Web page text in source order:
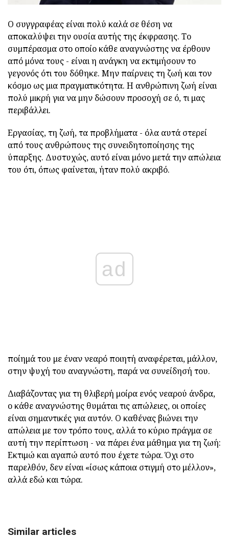
Ο συγγραφέας είναι πολύ καλά σε θέση να
αποκαλύψει την ουσία αυτής της έκφρασης. Το
συμπέρασμα στο οποίο κάθε αναγνώστης να έρθουν
από μόνα τους - είναι η ανάγκη να εκτιμήσουν το
γεγονός ότι του δόθηκε. Μην παίρνεις τη ζωή και τον
κόσμο ως μια πραγματικότητα. Η ανθρώπινη ζωή είναι
πολύ μικρή για να μην δώσουν προσοχή σε ό, τι μας
περιβάλλει.
Εργασίας, τη ζωή, τα προβλήματα - όλα αυτά στερεί
από τους ανθρώπους της συνειδητοποίησης της
ύπαρξης. Δυστυχώς, αυτό είναι μόνο μετά την απώλεια
του ότι, όπως φαίνεται, ήταν πολύ ακριβό.
ad
ποίημά του με έναν νεαρό ποιητή αναφέρεται, μάλλον,
στην ψυχή του αναγνώστη, παρά να συνείδησή του.
Διαβάζοντας για τη θλιβερή μοίρα ενός νεαρού άνδρα,
ο κάθε αναγνώστης θυμάται τις απώλειες, οι οποίες
είναι σημαντικές για αυτόν. Ο καθένας βιώνει την
απώλεια με τον τρόπο τους, αλλά το κύριο πράγμα σε
αυτή την περίπτωση - να πάρει ένα μάθημα για τη ζωή:
Εκτιμώ και αγαπώ αυτό που έχετε τώρα. Όχι στο
παρελθόν, δεν είναι «ίσως κάποια στιγμή στο μέλλον»,
αλλά εδώ και τώρα.
Similar articles